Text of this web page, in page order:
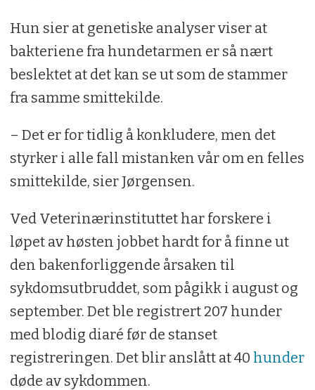
Hun sier at genetiske analyser viser at
bakteriene fra hundetarmen er så nært
beslektet at det kan se ut som de stammer
fra samme smittekilde.
– Det er for tidlig å konkludere, men det
styrker i alle fall mistanken vår om en felles
smittekilde, sier Jørgensen.
Ved Veterinærinstituttet har forskere i
løpet av høsten jobbet hardt for å finne ut
den bakenforliggende årsaken til
sykdomsutbruddet, som pågikk i august og
september. Det ble registrert 207 hunder
med blodig diaré før de stanset
registreringen. Det blir anslått at 40 hunder
døde av sykdommen.